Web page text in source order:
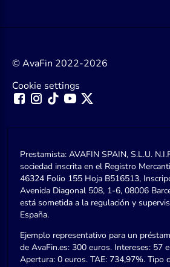
© AvaFin 2022-2026
Cookie settings
Prestamista: AVAFIN SPAIN, S.L.U.
sociedad inscrita en el Registro
46324 Folio 155 Hoja B516513,
Avenida Diagonal 508, 1-6, 08006
está sometida a la regulación y
España.
Ejemplo representativo para un
de AvaFin.es: 300 euros. Intereses: 57
Apertura: 0 euros. TAE: 734,97%. Tipo